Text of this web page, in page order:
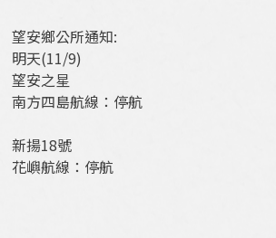
望安鄉公所通知:
明天(11/9)
望安之星
南方四島航線：停航
新揚18號
花嶼航線：停航